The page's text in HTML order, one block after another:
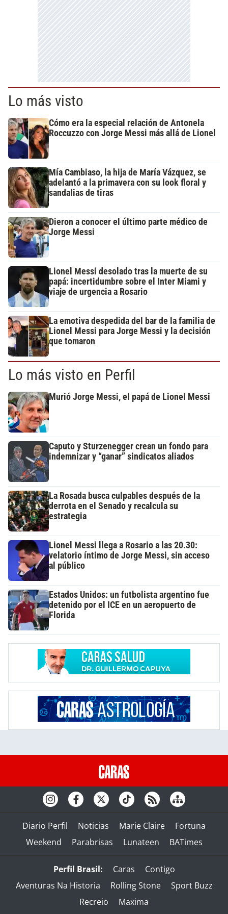
Lo más visto
Cómo era la especial relación de Antonela
Roccuzzo con Jorge Messi más allá de Lionel
Mía Cambiaso, la hija de María Vázquez, se
adelantó a la primavera con su look floral y
sandalias de tiras
Dieron a conocer el último parte médico de
Jorge Messi
Lionel Messi desolado tras la muerte de su
papá: incertidumbre sobre el Inter Miami y
viaje de urgencia a Rosario
La emotiva despedida del bar de la familia de
Lionel Messi para Jorge Messi y la decisión
que tomaron
Lo más visto en Perfil
Murió Jorge Messi, el papá de Lionel Messi
Caputo y Sturzenegger crean un fondo para
indemnizar y “ganar” sindicatos aliados
La Rosada busca culpables después de la
derrota en el Senado y recalcula su
estrategia
Lionel Messi llega a Rosario a las 20.30:
velatorio íntimo de Jorge Messi, sin acceso
al público
Estados Unidos: un futbolista argentino fue
detenido por el ICE en un aeropuerto de
Florida
Diario Perfil Noticias Marie Claire
Fortuna
Weekend
Parabrisas Lunateen BATimes
Perfil Brasil: Caras
Contigo
Aventuras Na Historia
Rolling Stone
Sport Buzz
Recreio
Maxima